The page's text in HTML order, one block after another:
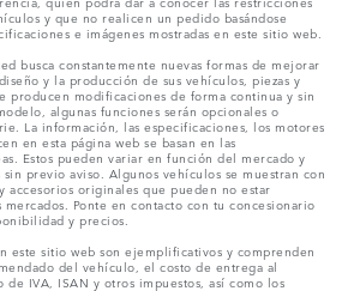
y que no realicen un pedido basándose
e imágenes mostradas en este sitio web.
busca constantemente nuevas formas de mejorar
y la producción de sus vehículos, piezas y
producen modificaciones de forma continua y sin
algunas funciones serán opcionales o
La información, las especificaciones, los motores
en esta página web se basan en las
Estos pueden variar en función del mercado y
previo aviso. Algunos vehículos se muestran con
accesorios originales que pueden no estar
Ponte en contacto con tu concesionario
y precios.
este sitio web son ejemplificativos y comprenden
del vehículo, el costo de entrega al
IVA, ISAN y otros impuestos, así como los